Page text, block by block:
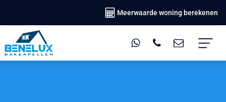
Meerwaarde woning berekenen